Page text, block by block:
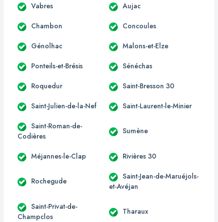
Vabres Aujac
Chambon Concoules
Génolhac Malons-et-Elze
Ponteils-et-Brésis Sénéchas
Roquedur Saint-Bresson 30
Saint-Julien-de-la-Nef Saint-Laurent-le-Minier
Saint-Roman-de-
Codières
Sumène
Méjannes-le-Clap Rivières 30
Rochegude
Saint-Jean-de-Maruéjols-
et-Avéjan
Saint-Privat-de-
Champclos
Tharaux